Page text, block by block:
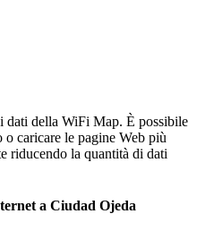
dati della WiFi Map. È possibile
o caricare le pagine Web più
riducendo la quantità di dati
a Ciudad Ojeda